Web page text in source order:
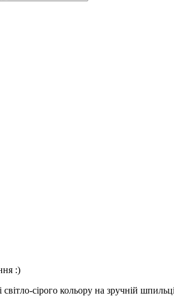
:)
сірого кольору на зручній